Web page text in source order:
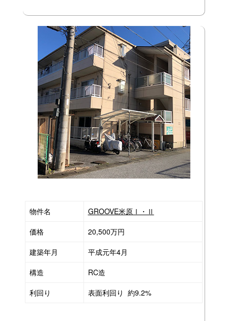
物件名
GROOVE米原Ⅰ・Ⅱ
価格
20,500万円
建築年月
平成元年4月
構造
RC造
利回り
表面利回り 約9.2%